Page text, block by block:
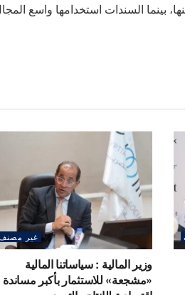
بينما السندات استخدامها واسع
غير
وزير المالية : سياساتنا المالية
«مشجعة» للاستثمار بأكبر مساندة